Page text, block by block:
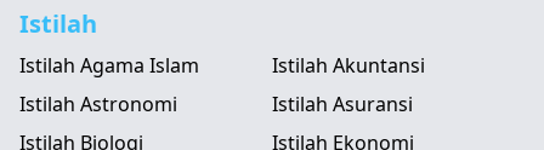
Istilah
Istilah Agama Islam
Istilah Akuntansi
Istilah Astronomi
Istilah Asuransi
Istilah Biologi
Istilah Ekonomi